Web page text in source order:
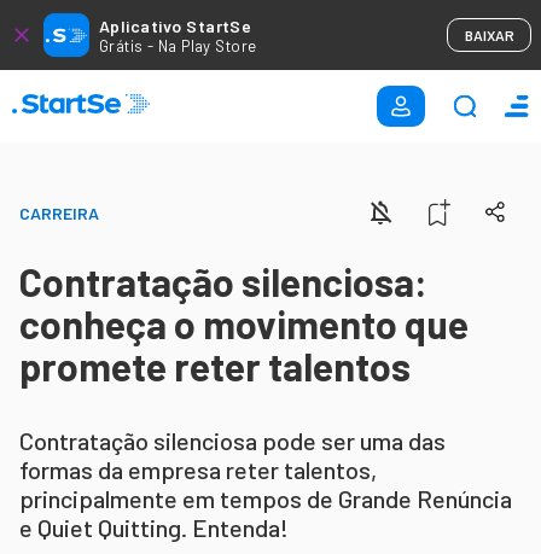
Aplicativo StartSe
Grátis - Na Play Store
BAIXAR
CARREIRA
Contratação silenciosa:
conheça o movimento que
promete reter talentos
Contratação silenciosa pode ser uma das
formas da empresa reter talentos,
principalmente em tempos de Grande Renúncia
e Quiet Quitting. Entenda!